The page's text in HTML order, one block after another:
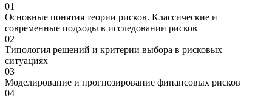
01
Основные понятия теории рисков. Классические и
современные подходы в исследовании рисков
02
Типология решений и критерии выбора в рисковых
ситуациях
03
Моделирование и прогнозирование финансовых рисков
04